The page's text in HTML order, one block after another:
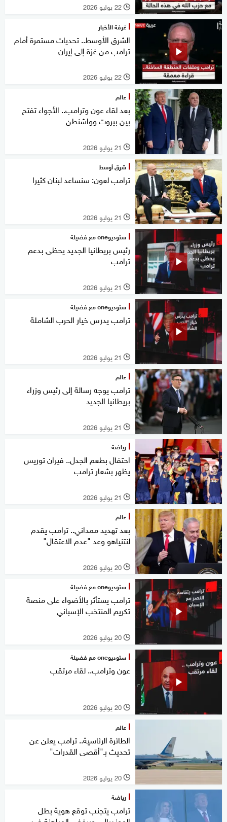
l 22 يوليو 2026
غرفة الأخبار
الشرق الأوسط.. تحديات مستمرة أمام
ترامب من غزة إلى إيران
l 22 يوليو 2026
عالم
بعد لقاء عون وترامب.. الأجواء تفتح
بين بيروت وواشنطن
l 21 يوليو 2026
شرق أوسط
ترامب لعون: سنساعد لبنان كثيرا
l 21 يوليو 2026
ستوديوone مع فضيلة
رئيس بريطانيا الجديد يحظى بدعم
ترامب
l 21 يوليو 2026
ستوديوone مع فضيلة
ترامب يدرس خيار الحرب الشاملة
l 21 يوليو 2026
عالم
ترامب يوجه رسالة إلى رئيس وزراء
بريطانيا الجديد
l 21 يوليو 2026
رياضة
احتفال بطعم الجدل.. فيران توريس
يظهر بشعار ترامب
l 21 يوليو 2026
عالم
بعد تهديد ممداني.. ترامب يقدم
لنتنياهو وعد "عدم الاعتقال"
l 20 يوليو 2026
ستوديوone مع فضيلة
ترامب يستأثر بالأضواء على منصة
تكريم المنتخب الإسباني
l 20 يوليو 2026
ستوديوone مع فضيلة
عون وترامب.. لقاء مرتقب
l 20 يوليو 2026
عالم
الطائرة الرئاسية.. ترامب يعلن عن
تحديث بـ"أقصى القدرات"
l 20 يوليو 2026
رياضة
ترامب يتجنب توقع هوية بطل